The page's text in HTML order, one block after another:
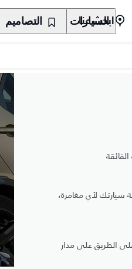
السيارات المالكون ابحث عنا التصاميم
لأي مغامرة،
الطريق على مدار